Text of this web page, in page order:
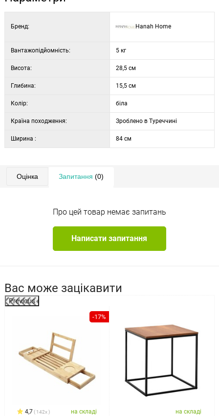
того, надає свіжого та елегантного вигляду, який легко поєднати
Бренд: Hanah Home
Вантажопідйомність: 5 кг
Висота: 28,5 см
Глибина: 15,5 см
Колір: біла
Країна походження: Зроблено в Туреччині
Ширина : 84 см
Оцінка Запитання (0)
Про цей товар немає запитань
Написати запитання
Вас може зацікавити
Previous
-17%
4,7 142x на складі на складі